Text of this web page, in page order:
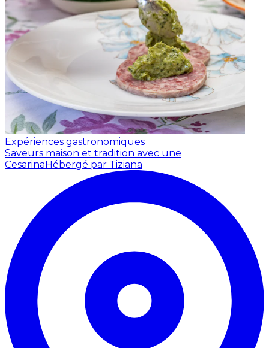
Expériences gastronomiques
Saveurs maison et tradition avec une
Cesarina Hébergé par Tiziana